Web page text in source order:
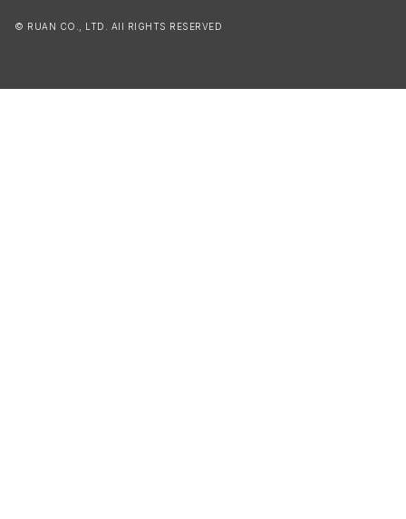
© RUAN CO., LTD. All RIGHTS RESERVED